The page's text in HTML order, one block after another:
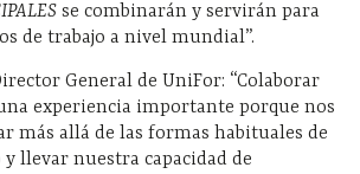
se combinarán y servirán para
de trabajo a nivel mundial”.
General de UniFor: “Colaborar
experiencia importante porque nos
más allá de las formas habituales de
llevar nuestra capacidad de